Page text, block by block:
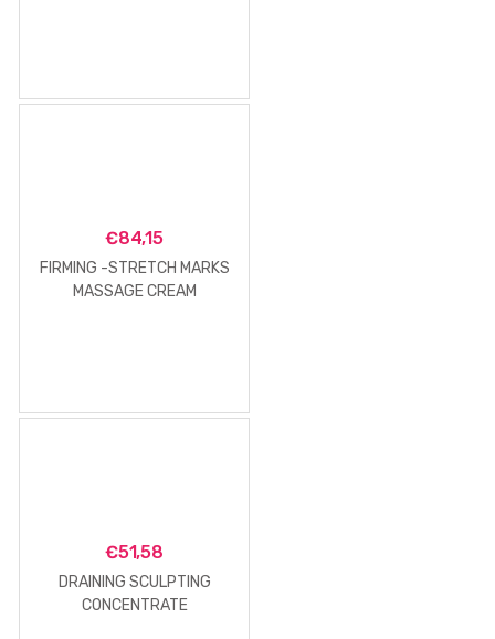
€84,15
FIRMING -STRETCH MARKS
MASSAGE CREAM
€51,58
DRAINING SCULPTING
CONCENTRATE